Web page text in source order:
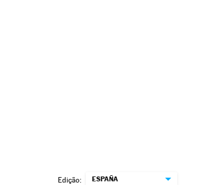
Edição: ESPAÑA